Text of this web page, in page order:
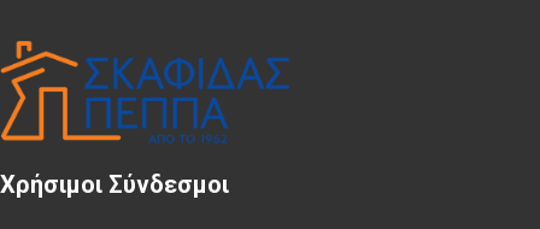
Χρήσιμοι Σύνδεσμοι